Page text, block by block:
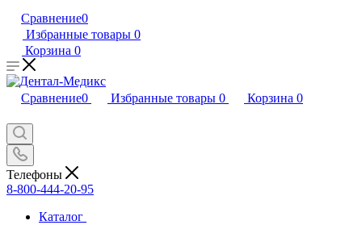
Сравнение0
Избранные товары 0
Корзина 0
Сравнение0 Избранные товары 0 Корзина 0
Телефоны
8-800-444-20-95
Каталог